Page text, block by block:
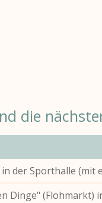
die
der Sporthalle (mit
Dinge" (Flohmarkt)